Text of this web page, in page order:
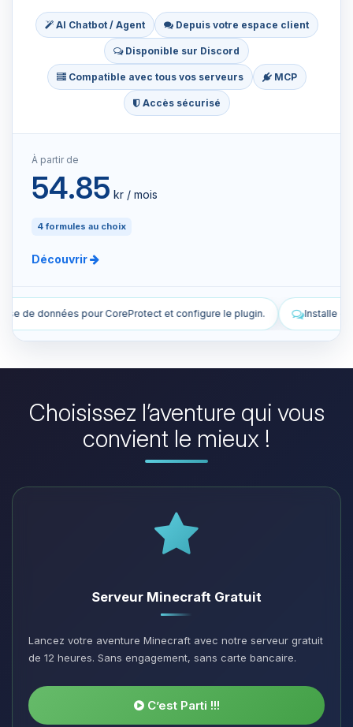
AI Chatbot / Agent Depuis votre espace client
Disponible sur Discord
Compatible avec tous vos serveurs MCP
Accès sécurisé
À partir de
54.85 kr / mois
4 formules au choix
Découvrir
configure le plugin. Installe des plugins pour améliorer mon
Choisissez l’aventure qui vous
convient le mieux !
Serveur Minecraft Gratuit
Lancez votre aventure Minecraft avec notre serveur gratuit
de 12 heures. Sans engagement, sans carte bancaire.
C’est Parti !!!